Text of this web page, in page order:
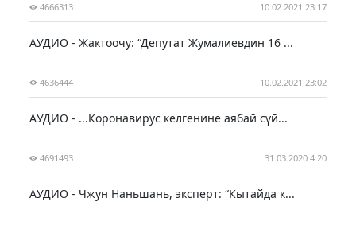
4666313 10.02.2021 23:17
АУДИО - Жактоочу: “Депутат Жумалиевдин 16 ...
4636444 10.02.2021 23:02
АУДИО - ...Коронавирус келгенине аябай сүй...
4691493 31.03.2020 4:20
АУДИО - Чжун Наньшань, эксперт: “Кытайда к...